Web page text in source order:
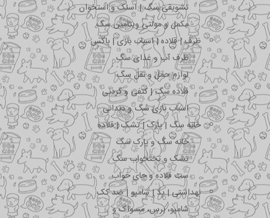
تشویقی سگ | اسنک و استخوان
مکمل و مولتی ویتامین سگ
ظرف | قلاده | اسباب بازی | باکس
ظرف آب و غذای سگ
لوازم حمل و نقل سگ
قلاده سگ | کتفی و گردنی
اسباب بازی سگ و دندانی
خانه سگ | پارک | تشک | قلاده
خانه سگ و پارک سگ
تشک و تختخواب سگ
ست قلاده و جای خواب
بهداشتی | پد | شامپو | ضد کک
شامپو، برس، مسواک و …